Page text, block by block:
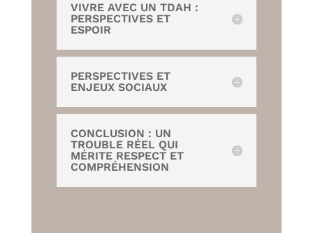
VIVRE AVEC UN TDAH :
PERSPECTIVES ET
ESPOIR
PERSPECTIVES ET
ENJEUX SOCIAUX
CONCLUSION : UN
TROUBLE RÉEL QUI
MÉRITE RESPECT ET
COMPRÉHENSION